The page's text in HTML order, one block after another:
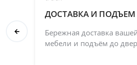
ДОСТАВКА И ПОДЪЕМ
Бережная доставка
мебели и подъём до